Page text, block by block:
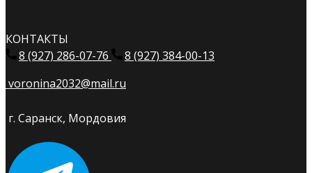
КОНТАКТЫ
8 (927) 286-07-76
8 (927) 384-00-13
voronina2032@mail.ru
г. Саранск, Мордовия